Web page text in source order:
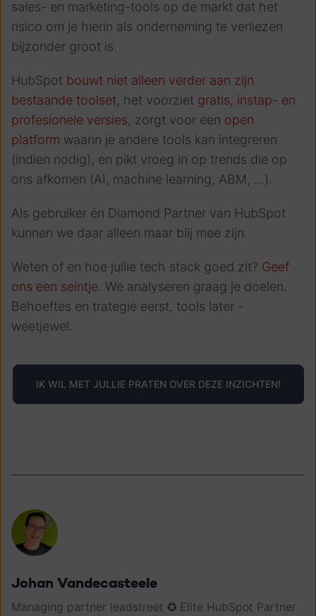
sales- en marketing-tools op de markt dat het
risico om je hierin als onderneming te verliezen
bijzonder groot is.
HubSpot bouwt niet alleen verder aan zijn
bestaande toolset, het voorziet gratis, instap- en
profesionele versies, zorgt voor een open
platform waarin je andere tools kan integreren
(indien nodig), en pikt vroeg in op trends die op
ons afkomen (AI, machine learning, ABM, ...).
Als gebruiker én Diamond Partner van HubSpot
kunnen we daar alleen maar blij mee zijn.
Weten of en hoe jullie tech stack goed zit? Geef
ons een seintje. We analyseren graag je doelen.
Behoeftes en trategie eerst, tools later -
weetjewel.
IK WIL MET JULLIE PRATEN OVER DEZE INZICHTEN!
Johan Vandecasteele
Managing partner leadstreet ✪ Elite HubSpot Partner